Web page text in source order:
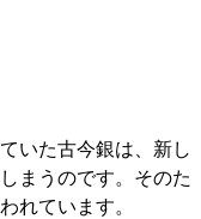
いた古今銀は、新し
まうのです。そのた
れています。